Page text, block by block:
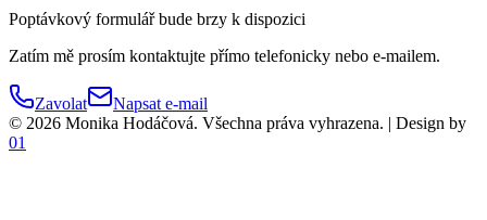
Poptávkový formulář bude brzy k dispozici
Zatím mě prosím kontaktujte přímo telefonicky nebo e-mailem.
Zavolat
Napsat e-mail
© 2026 Monika Hodáčová. Všechna práva vyhrazena. | Design by
01